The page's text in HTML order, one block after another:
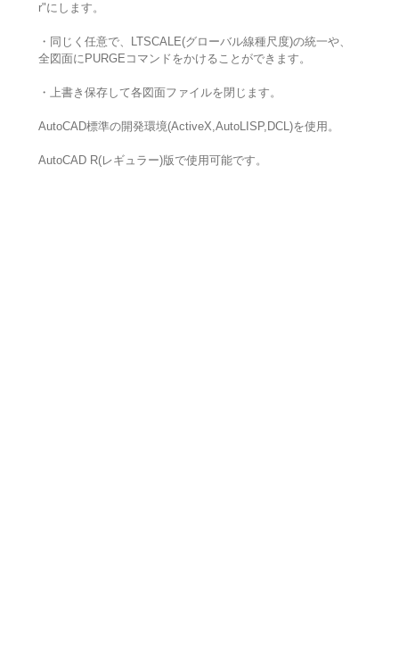
r"にします。
・同じく任意で、LTSCALE(グローバル線種尺度)の統一や、
全図面にPURGEコマンドをかけることができます。
・上書き保存して各図面ファイルを閉じます。
AutoCAD標準の開発環境(ActiveX,AutoLISP,DCL)を使用。
AutoCAD R(レギュラー)版で使用可能です。